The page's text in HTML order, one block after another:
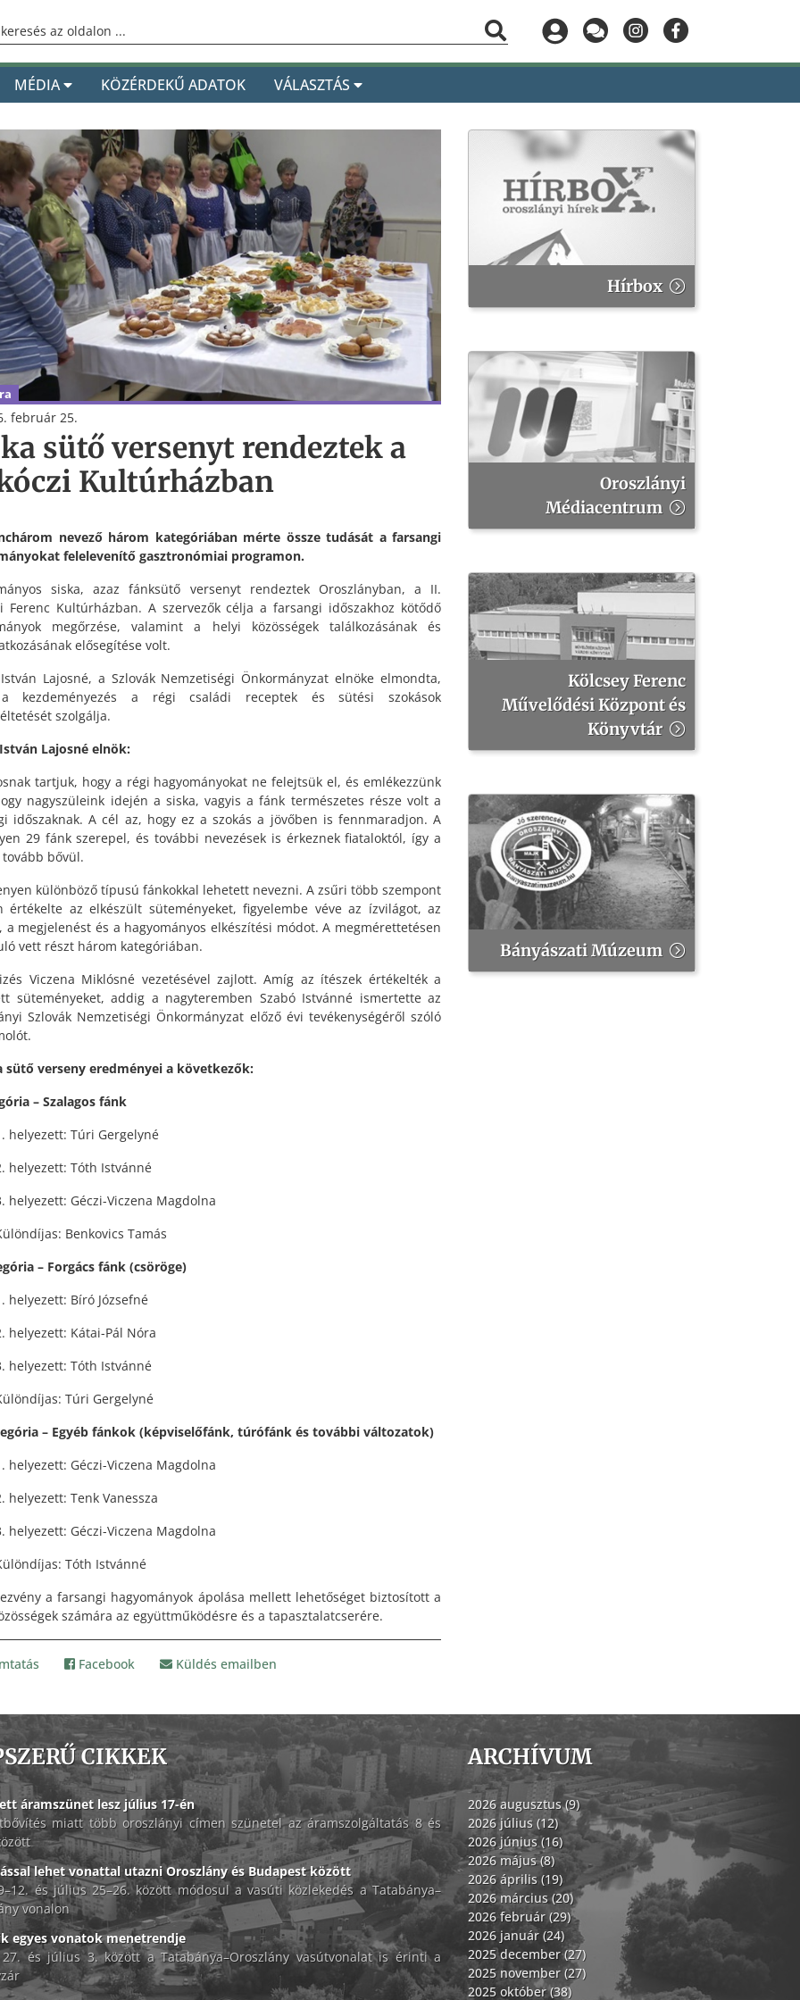
MÉDIA KÖZÉRDEKŰ ADATOK VÁLASZTÁS
február 25.
sütő versenyt rendeztek a
Kultúrházban
nevező három kategóriában mérte össze tudását a farsangi
felelevenítő gasztronómiai programon.
siska, azaz fánksütő versenyt rendeztek Oroszlányban, a II.
Ferenc Kultúrházban. A szervezők célja a farsangi időszakhoz kötődő
megőrzése, valamint a helyi közösségek találkozásának és
elősegítése volt.
Lajosné, a Szlovák Nemzetiségi Önkormányzat elnöke elmondta,
kezdeményezés a régi családi receptek és sütési szokások
szolgálja.
Lajosné elnök:
tartjuk, hogy a régi hagyományokat ne felejtsük el, és emlékezzünk
nagyszüleink idején a siska, vagyis a fánk természetes része volt a
időszaknak. A cél az, hogy ez a szokás a jövőben is fennmaradjon. A
29 fánk szerepel, és további nevezések is érkeznek fiataloktól, így a
bővül.
különböző típusú fánkokkal lehetett nevezni. A zsűri több szempont
értékelte az elkészült süteményeket, figyelembe véve az ízvilágot, az
a megjelenést és a hagyományos elkészítési módot. A megmérettetésen
vett részt három kategóriában.
Viczena Miklósné vezetésével zajlott. Amíg az ítészek értékelték a
süteményeket, addig a nagyteremben Szabó Istvánné ismertette az
Szlovák Nemzetiségi Önkormányzat előző évi tevékenységéről szóló
sütő verseny eredményei a következők:
– Szalagos fánk
helyezett: Túri Gergelyné
helyezett: Tóth Istvánné
helyezett: Géczi-Viczena Magdolna
Benkovics Tamás
– Forgács fánk (csöröge)
helyezett: Bíró Józsefné
helyezett: Kátai-Pál Nóra
helyezett: Tóth Istvánné
Túri Gergelyné
– Egyéb fánkok (képviselőfánk, túrófánk és további változatok)
helyezett: Géczi-Viczena Magdolna
helyezett: Tenk Vanessza
helyezett: Géczi-Viczena Magdolna
Tóth Istvánné
a farsangi hagyományok ápolása mellett lehetőséget biztosított a
számára az együttműködésre és a tapasztalatcserére.
Facebook Küldés emailben
Hírbox
Oroszlányi
Médiacentrum
Kölcsey Ferenc
Művelődési Központ és
Könyvtár
Bányászati Múzeum
CIKKEK
áramszünet lesz július 17-én
miatt több oroszlányi címen szünetel az áramszolgáltatás 8 és
lehet vonattal utazni Oroszlány és Budapest között
és július 25–26. között módosul a vasúti közlekedés a Tatabánya–
vonalon
egyes vonatok menetrendje
27. és július 3. között a Tatabánya–Oroszlány vasútvonalat is érinti a
ARCHÍVUM
2026 augusztus (9)
2026 július (12)
2026 június (16)
2026 május (8)
2026 április (19)
2026 március (20)
2026 február (29)
2026 január (24)
2025 december (27)
2025 november (27)
2025 október (38)